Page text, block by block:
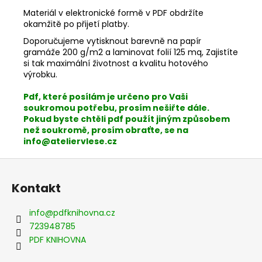
Materiál v elektronické formě v PDF obdržíte
okamžitě po přijetí platby.
Doporučujeme vytisknout barevně na papír
gramáže 200 g/m2 a laminovat folií 125 mq, Zajistíte
si tak maximální životnost a kvalitu hotového
výrobku.
Pdf, které posílám je určeno pro Vaši
soukromou potřebu, prosím nešiřte dále.
Pokud byste chtěli pdf použít jiným způsobem
než soukromě, prosím obraťte, se na
info@ateliervlese.cz
Kontakt
info@pdfknihovna.cz
723948785
PDF KNIHOVNA